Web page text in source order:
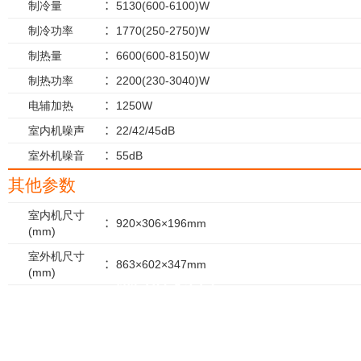
制冷量
5130(600-6100)W
制冷功率
1770(250-2750)W
制热量
6600(600-8150)W
制热功率
2200(230-3040)W
电辅加热
1250W
室内机噪声
22/42/45dB
室外机噪音
55dB
其他参数
室内机尺寸
(mm)
920×306×196mm
室外机尺寸
(mm)
863×602×347mm